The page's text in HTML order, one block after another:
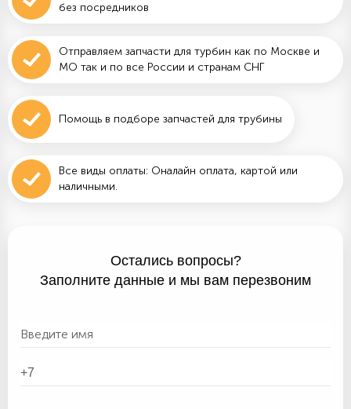
без посредников
Отправляем запчасти для турбин как по Москве и
МО так и по все России и странам СНГ
Помощь в подборе запчастей для трубины
Все виды оплаты: Оналайн оплата, картой или
наличными.
Остались вопросы?
Заполните данные и мы вам перезвоним